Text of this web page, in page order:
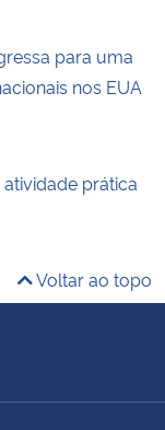
para uma
nos EUA
prática
Voltar ao topo